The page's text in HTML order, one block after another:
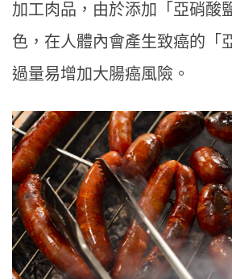
加工肉品，由於添加「亞硝酸
色，在人體內會產生致癌的「
過量易增加大腸癌風險。